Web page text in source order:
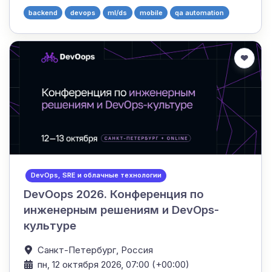
backend devops ml/ds mobile qa automation
DevOps, SRE и облачные технологии
DevOops 2026. Конференция по
инженерным решениям и DevOps-
культуре
Санкт-Петербург, Россия
пн, 12 октября 2026, 07:00 (+00:00)